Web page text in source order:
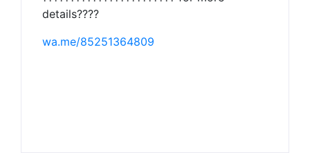
details????
wa.me/85251364809